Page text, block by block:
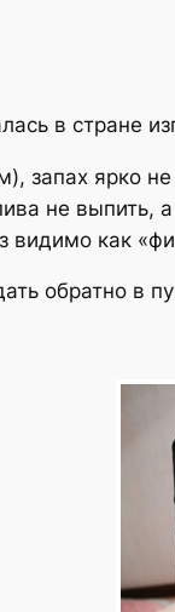
в стране
запах ярко
не выпить,
видимо как
обратно в